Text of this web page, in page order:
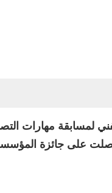
لمسابقة مهارات